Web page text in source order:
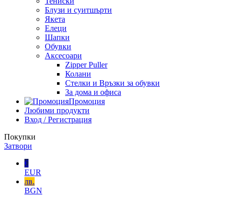
Блузи и суитшърти
Якета
Елеци
Шапки
Обувки
Аксесоари
Zipper Puller
Колани
Стелки и Връзки за обувки
За дома и офиса
Промоция
Любими продукти
Вход / Регистрация
Покупки
Затвори
€
EUR
лв.
BGN